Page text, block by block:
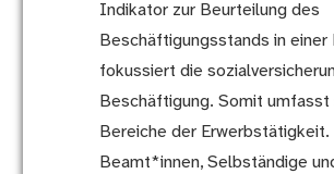
Indikator zur Beurteilung des
Beschäftigungsstands in einer
fokussiert die
Beschäftigung. Somit umfasst
Bereiche der Erwerbstätigkeit.
Beamt*innen, Selbständige